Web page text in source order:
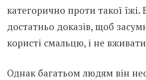
категорично проти такої
достатньо доказів, щоб
користі смальцю, і не вживати
Однак багатьом людям він